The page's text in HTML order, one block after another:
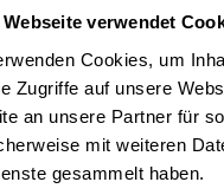
Webseite verwendet
Cookies, um
Zugriffe auf unsere
an unsere Partner für
mit weiteren
gesammelt haben.